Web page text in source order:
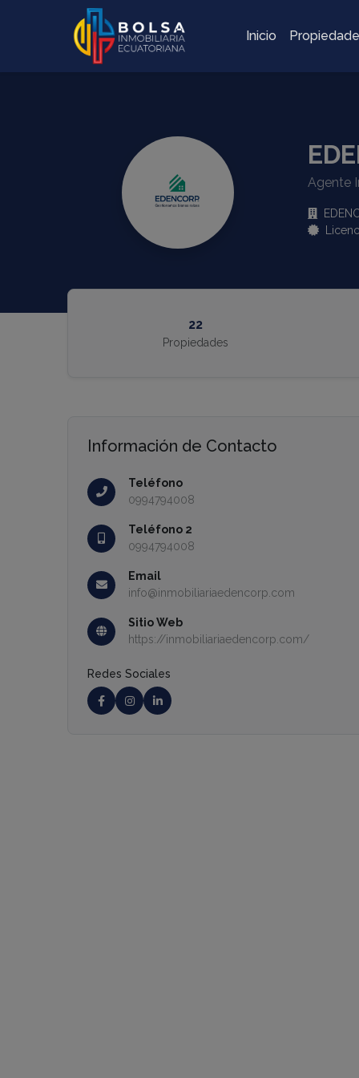
Inicio
Agente
22
Propiedades
Información de Contacto
Teléfono
0994794008
Teléfono 2
0994794008
Email
info@inmobiliariaedencorp.com
Sitio Web
https://inmobiliariaedencorp.com/
Redes Sociales